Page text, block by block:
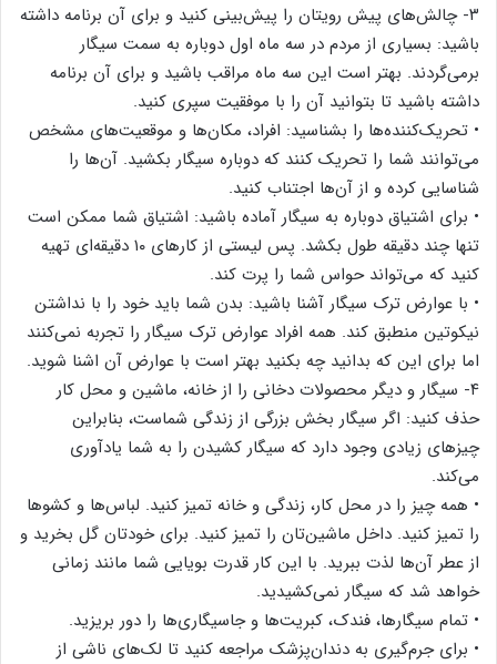
۳- چالش‌های پیش رویتان را پیش‌بینی کنید و برای آن برنامه داشته
باشید: بسیاری از مردم در سه ماه اول دوباره به سمت سیگار
برمی‌گردند. بهتر است این سه ماه مراقب باشید و برای آن برنامه
داشته باشید تا بتوانید آن را با موفقیت سپری کنید.
• تحریک‌کننده‌ها را بشناسید: افراد، مکان‌ها و موقعیت‌های مشخص
می‌توانند شما را تحریک کنند که دوباره سیگار بکشید. آن‌ها را
شناسایی کرده و از آن‌ها اجتناب کنید.
• برای اشتیاق دوباره به سیگار آماده باشید: اشتیاق شما ممکن است
تنها چند دقیقه طول بکشد. پس لیستی از کارهای ۱۰ دقیقه‌ای تهیه
کنید که می‌تواند حواس شما را پرت کند.
• با عوارض ترک سیگار آشنا باشید: بدن شما باید خود را با نداشتن
نیکوتین منطبق کند. همه افراد عوارض ترک سیگار را تجربه نمی‌کنند
اما برای این که بدانید چه بکنید بهتر است با عوارض آن اشنا شوید.
۴- سیگار و دیگر محصولات دخانی را از خانه، ماشین و محل کار
حذف کنید: اگر سیگار بخش بزرگی از زندگی شماست، بنابراین
چیزهای زیادی وجود دارد که سیگار کشیدن را به شما یادآوری
می‌کند.
• همه چیز را در محل کار، زندگی و خانه تمیز کنید. لباس‌ها و کشوها
را تمیز کنید. داخل ماشین‌تان را تمیز کنید. برای خودتان گل‌ بخرید و
از عطر آن‌ها لذت ببرید. با این کار قدرت بویایی شما مانند زمانی
خواهد شد که سیگار نمی‌کشیدید.
• تمام سیگارها، فندک،‌ کبریت‌ها و جاسیگاری‌ها را دور بریزید.
• برای جرم‌گیری به دندان‌پزشک مراجعه کنید تا لک‌های ناشی از